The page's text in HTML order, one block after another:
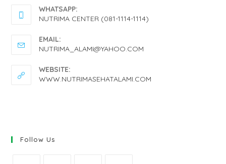
WHATSAPP:
NUTRIMA CENTER (081-1114-1114)
EMAIL:
NUTRIMA_ALAMI@YAHOO.COM
WEBSITE:
WWW.NUTRIMASEHATALAMI.COM
Follow Us